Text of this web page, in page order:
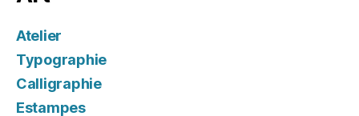
Atelier
Typographie
Calligraphie
Estampes